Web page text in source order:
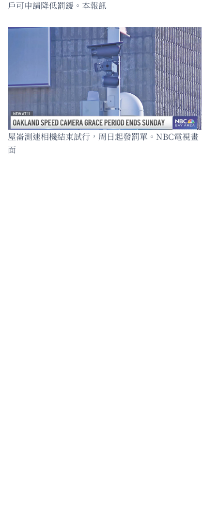
戶可申請降低罰鍰。本報訊
屋崙測速相機結束試行，周日起發罰單。NBC電視畫
面